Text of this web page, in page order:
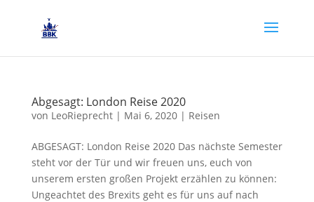
Abgesagt: London Reise 2020
von LeoRieprecht| Mai 6, 2020| Reisen
ABGESAGT: London Reise 2020 Das nächste Semester
steht vor der Tür und wir freuen uns, euch von
unserem ersten großen Projekt erzählen zu können:
Ungeachtet des Brexits geht es für uns auf nach